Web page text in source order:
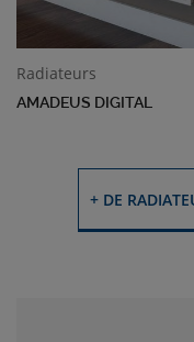
Radiateurs
AMADEUS DIGITAL
+ DE